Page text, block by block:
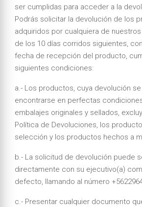
ser cumplidas para acceder a la
Podrás solicitar la devolución de los
adquiridos por cualquiera de
de los 10 días corridos siguientes,
fecha de recepción del producto,
siguientes condiciones:
a.- Los productos, cuya devolución
encontrarse en perfectas
embalajes originales y sellados,
Política de Devoluciones, los
selección y los productos hechos a
b.- La solicitud de devolución puede
directamente con su ejecutivo(a)
defecto, llamando al número
c.- Presentar cualquier documento